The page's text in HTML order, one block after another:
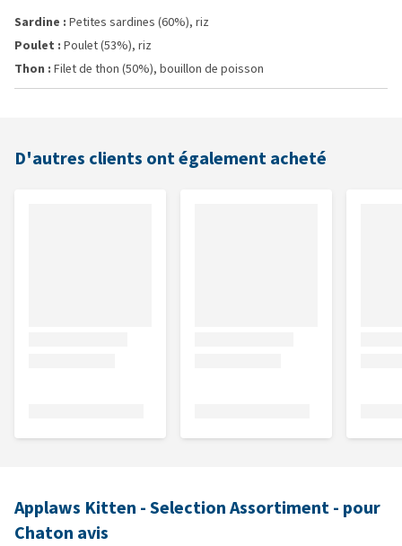
Sardine : Petites sardines (60%), riz
Poulet : Poulet (53%), riz
Thon : Filet de thon (50%), bouillon de poisson
D'autres clients ont également acheté
Applaws Kitten - Selection Assortiment - pour
Chaton avis